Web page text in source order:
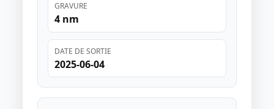
GRAVURE
4 nm
DATE DE SORTIE
2025-06-04